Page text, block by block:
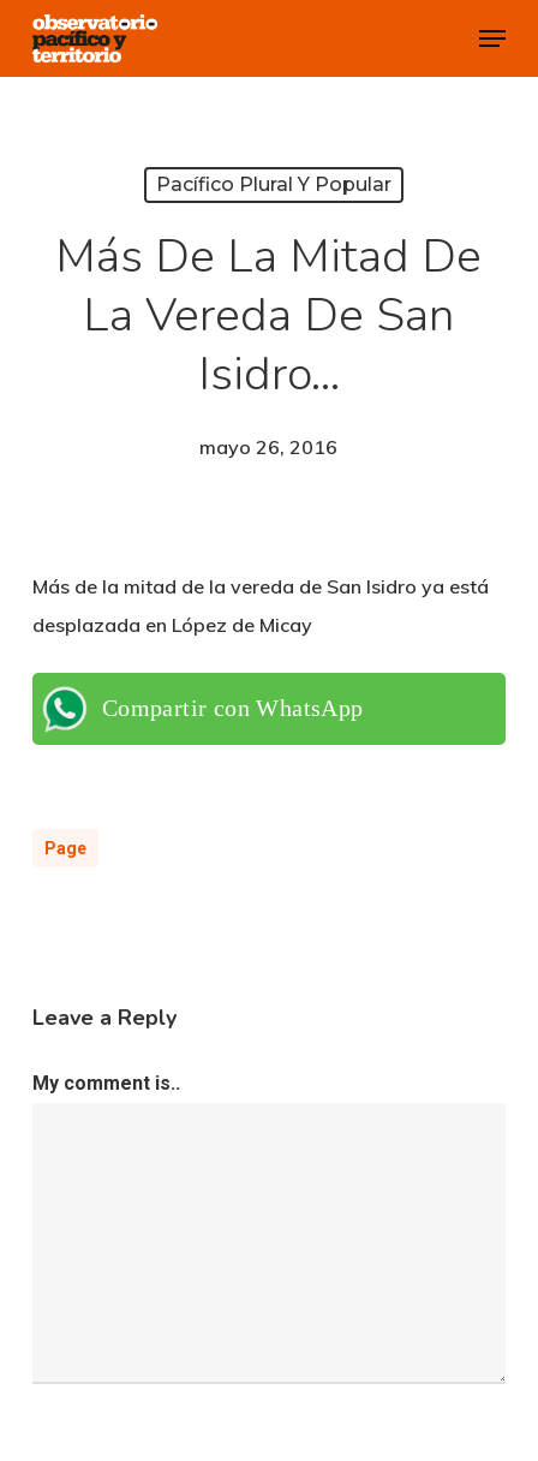
Skip
Menu
Pacífico Plural Y Popular
Más De La Mitad De
La Vereda De San
Isidro…
mayo 26, 2016
Más de la mitad de la vereda de San Isidro ya está
desplazada en López de Micay
Compartir con WhatsApp
Page
Leave a Reply
My comment is..
Close